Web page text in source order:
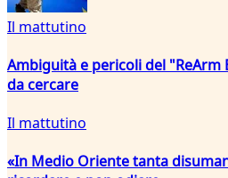
Il mattutino
Ambiguità e pericoli del "ReArm
da cercare
Il mattutino
«In Medio Oriente tanta